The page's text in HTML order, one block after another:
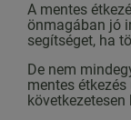
A mentes
önmagában jó
segítséget, ha
De nem
mentes